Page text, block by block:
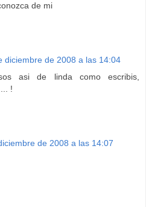
de mi
diciembre de 2008 a las 14:04
asi de linda como escribis,
!
de 2008 a las 14:07